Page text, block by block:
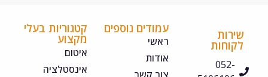
052-
עמודים נוספים קטגוריות בעלי
אינסטלציה